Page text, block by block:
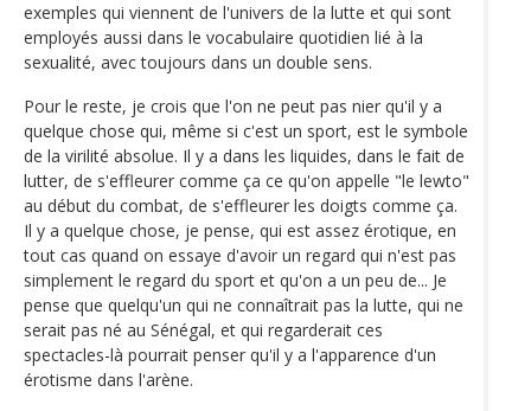
exemples qui viennent de l'univers de la lutte et qui sont
employés aussi dans le vocabulaire quotidien lié à la
sexualité, avec toujours dans un double sens.
Pour le reste, je crois que l'on ne peut pas nier qu'il y a
quelque chose qui, même si c'est un sport, est le symbole
de la virilité absolue. Il y a dans les liquides, dans le fait de
lutter, de s'effleurer comme ça ce qu'on appelle "le lewto"
au début du combat, de s'effleurer les doigts comme ça.
Il y a quelque chose, je pense, qui est assez érotique, en
tout cas quand on essaye d'avoir un regard qui n'est pas
simplement le regard du sport et qu'on a un peu de... Je
pense que quelqu'un qui ne connaîtrait pas la lutte, qui ne
serait pas né au Sénégal, et qui regarderait ces
spectacles-là pourrait penser qu'il y a l'apparence d'un
érotisme dans l'arène.